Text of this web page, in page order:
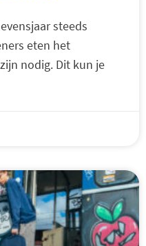
steeds
eten het
nodig. Dit kun je